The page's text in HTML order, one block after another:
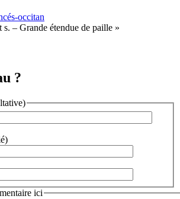
occitan
s. – Grande étendue de paille »
?
ici